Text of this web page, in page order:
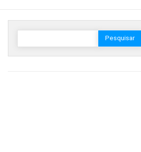
Pesquisar